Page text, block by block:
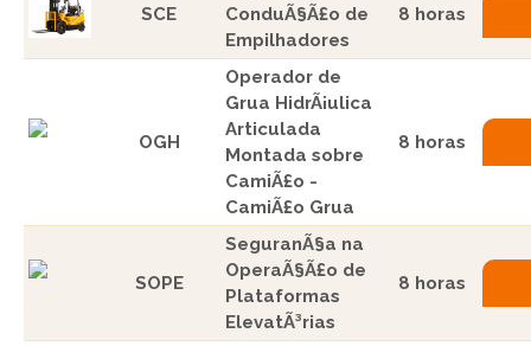
SCE
ConduÃ§Ã£o de
Empilhadores
8 horas
OGH
Operador de
Grua HidrÃ¡ulica
Articulada
Montada sobre
CamiÃ£o -
CamiÃ£o Grua
8 horas
SOPE
SeguranÃ§a na
OperaÃ§Ã£o de
Plataformas
ElevatÃ³rias
8 horas